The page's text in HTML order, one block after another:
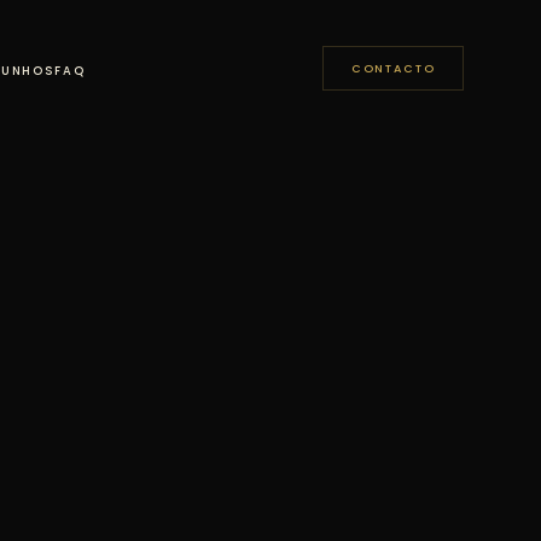
FAQ CONTACTO